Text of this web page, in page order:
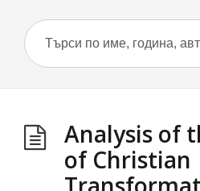
Analysis of
of Christian